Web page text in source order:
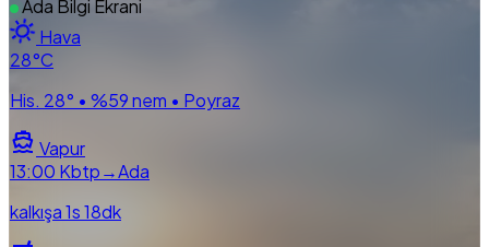
Ada Bilgi Ekrani
sunnyHava
28°C
His. 28° • %59 nem • Poyraz
directions_boat Vapur
13:00 Kbtp→Ada
kalkışa 1s 18dk